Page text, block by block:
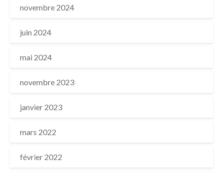
novembre 2024
juin 2024
mai 2024
novembre 2023
janvier 2023
mars 2022
février 2022